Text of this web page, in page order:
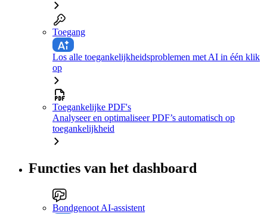
Toegang
Los alle toegankelijkheidsproblemen met AI in één klik
op
Toegankelijke PDF's
Analyseer en optimaliseer PDF’s automatisch op
toegankelijkheid
Functies van het dashboard
Bondgenoot AI-assistent